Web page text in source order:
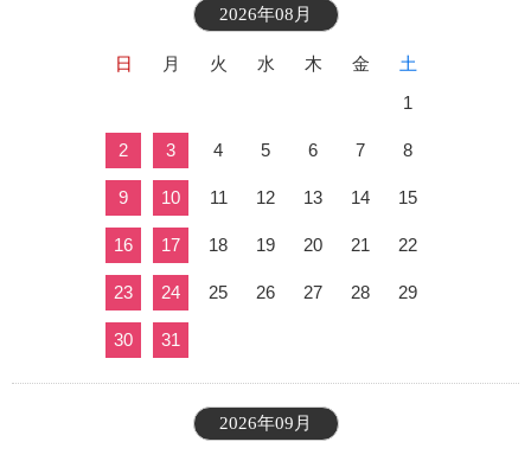
2026年08月
日 月 火 水 木 金
土
1
2 3 4 5 6 7 8
9 10 11 12 13 14 15
16 17 18 19 20 21 22
23 24 25 26 27 28 29
30 31
2026年09月